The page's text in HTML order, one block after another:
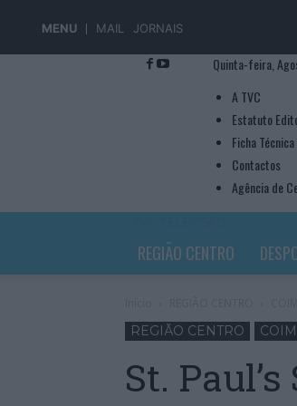
MENU MAIL JORNAIS
Quinta-feira,
A TVC
Estatuto
Ficha Técnica
Contactos
Agência de
REGIÃO CENTRO
REGIÃO CENTRO
St.